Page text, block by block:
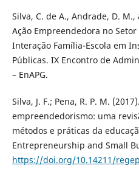
Silva, C. de A., Andrade, D. M.,
Ação Empreendedora no
Interação Família-Escola em
Públicas. IX Encontro de
– EnAPG.
Silva, J. F.; Pena, R. P. M.
empreendedorismo: uma
métodos e práticas da
Entrepreneurship and Small
https://doi.org/10.14211/